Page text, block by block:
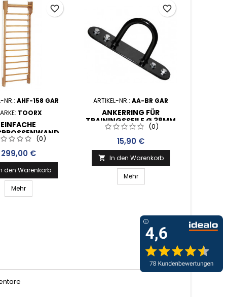
NR.: AHF-158 GAR
TOORX
EINFACHE
(0)
Preis
299,00 €
den Warenkorb
Mehr
favorite_border
ARTIKEL-NR.: AA-BR GAR
ANKERRING FÜR
TRAININGSSEILE Ø 38MM
UND Ø 50MM
(0)
Preis
15,90 €
 In den Warenkorb
Mehr
favorite_border